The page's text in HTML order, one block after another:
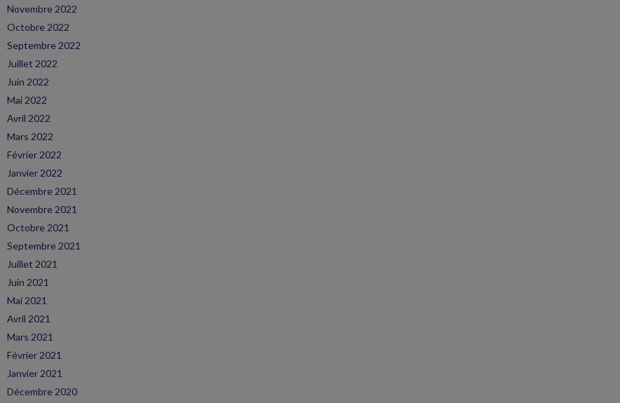
Novembre 2022
Octobre 2022
Septembre 2022
Juillet 2022
Juin 2022
Mai 2022
Avril 2022
Mars 2022
Février 2022
Janvier 2022
Décembre 2021
Novembre 2021
Octobre 2021
Septembre 2021
Juillet 2021
Juin 2021
Mai 2021
Avril 2021
Mars 2021
Février 2021
Janvier 2021
Décembre 2020